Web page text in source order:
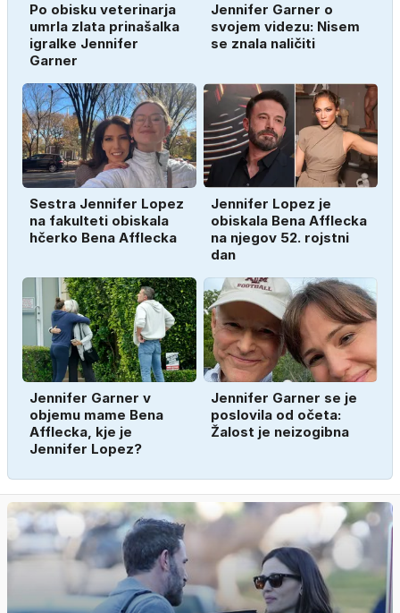
Po obisku veterinarja
umrla zlata prinašalka
igralke Jennifer
Garner
Jennifer Garner o
svojem videzu: Nisem
se znala naličiti
Sestra Jennifer Lopez
na fakulteti obiskala
hčerko Bena Afflecka
Jennifer Lopez je
obiskala Bena Afflecka
na njegov 52. rojstni
dan
Jennifer Garner v
objemu mame Bena
Afflecka, kje je
Jennifer Lopez?
Jennifer Garner se je
poslovila od očeta:
Žalost je neizogibna